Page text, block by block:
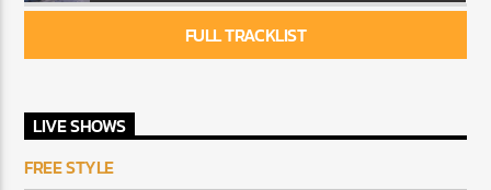
FULL TRACKLIST
LIVE SHOWS
FREE STYLE